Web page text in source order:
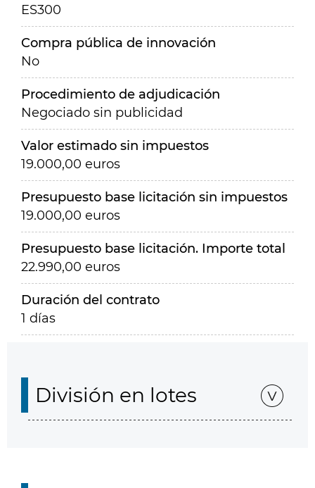
ES300
Compra pública de innovación
No
Procedimiento de adjudicación
Negociado sin publicidad
Valor estimado sin impuestos
19.000,00 euros
Presupuesto base licitación sin impuestos
19.000,00 euros
Presupuesto base licitación. Importe total
22.990,00 euros
Duración del contrato
1 días
División en lotes